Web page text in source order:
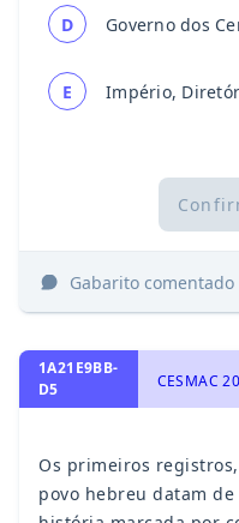
D Governo dos
E Império,
Gabarito comentado
1A21E9BB-
D5
Os primeiros
povo hebreu datam de